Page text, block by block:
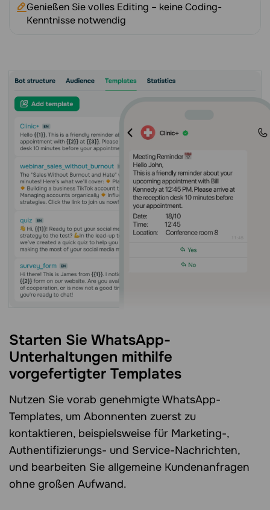
Genießen Sie volles Editing – keine Coding-
Kenntnisse notwendig
Starten Sie WhatsApp-
Unterhaltungen mithilfe
vorgefertigter Templates
Nutzen Sie vorab genehmigte WhatsApp-
Templates, um Abonnenten zuerst zu
kontaktieren, beispielsweise für Marketing-,
Authentifizierungs- und Service-Nachrichten,
und bearbeiten Sie allgemeine Kundenanfragen
ohne großen Aufwand.